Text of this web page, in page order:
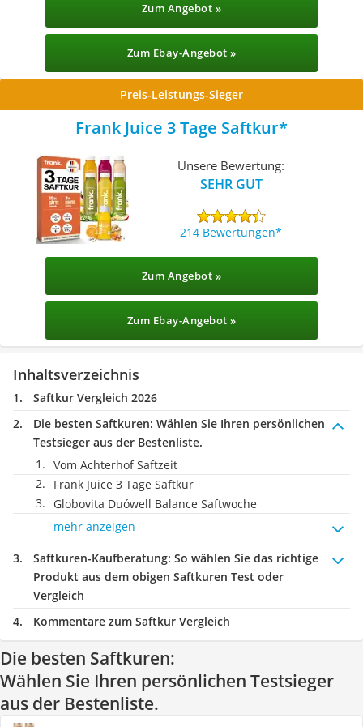
Zum Angebot »
Zum Ebay-Angebot »
Preis-Leistungs-Sieger
Frank Juice 3 Tage Saftkur
Unsere Bewertung:
SEHR GUT
214 Bewertungen
Zum Angebot »
Zum Ebay-Angebot »
Inhaltsverzeichnis
Saftkur Vergleich 2026
Die besten Saftkuren: Wählen Sie Ihren persönlichen
Testsieger aus der Bestenliste.
Vom Achterhof Saftzeit
Frank Juice 3 Tage Saftkur
Globovita Duówell Balance Saftwoche
mehr anzeigen
Saftkuren-Kaufberatung: So wählen Sie das richtige
Produkt aus dem obigen Saftkuren Test oder
Vergleich
Kommentare zum Saftkur Vergleich
Die besten Saftkuren:
Wählen Sie Ihren persönlichen Testsieger
aus der Bestenliste.